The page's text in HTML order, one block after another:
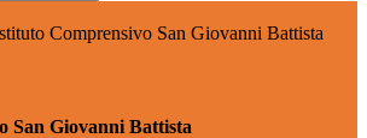
Comprensivo San Giovanni Battista
San Giovanni Battista